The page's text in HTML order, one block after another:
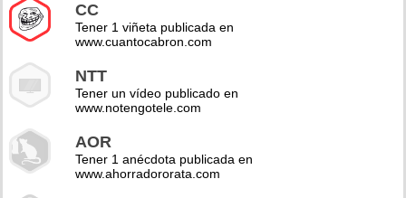
CC
Tener 1 viñeta publicada en
www.cuantocabron.com
NTT
Tener un vídeo publicado en
www.notengotele.com
AOR
Tener 1 anécdota publicada en
www.ahorradororata.com